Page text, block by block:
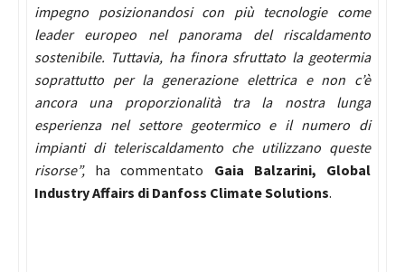
impegno posizionandosi con più tecnologie come
leader europeo nel panorama del riscaldamento
sostenibile. Tuttavia, ha finora sfruttato la geotermia
soprattutto per la generazione elettrica e non c’è
ancora una proporzionalità tra la nostra lunga
esperienza nel settore geotermico e il numero di
impianti di teleriscaldamento che utilizzano queste
risorse”, ha commentato Gaia Balzarini, Global
Industry Affairs di Danfoss Climate Solutions.